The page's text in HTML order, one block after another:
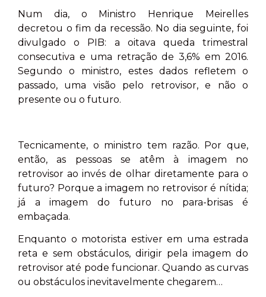
Num dia, o Ministro Henrique Meirelles
decretou o fim da recessão. No dia seguinte, foi
divulgado o PIB: a oitava queda trimestral
consecutiva e uma retração de 3,6% em 2016.
Segundo o ministro, estes dados refletem o
passado, uma visão pelo retrovisor, e não o
presente ou o futuro.
Tecnicamente, o ministro tem razão. Por que,
então, as pessoas se atêm à imagem no
retrovisor ao invés de olhar diretamente para o
futuro? Porque a imagem no retrovisor é nítida;
já a imagem do futuro no para-brisas é
embaçada.
Enquanto o motorista estiver em uma estrada
reta e sem obstáculos, dirigir pela imagem do
retrovisor até pode funcionar. Quando as curvas
ou obstáculos inevitavelmente chegarem…